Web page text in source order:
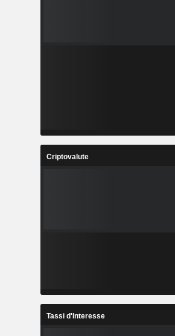
Criptovalute
Tassi d'Interesse